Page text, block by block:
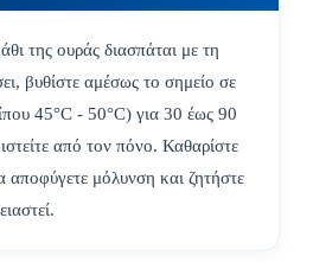
της ουράς διασπάται με τη
βυθίστε αμέσως το σημείο σε
45°C - 50°C) για 30 έως 90
από τον πόνο. Καθαρίστε
αποφύγετε μόλυνση και ζητήστε